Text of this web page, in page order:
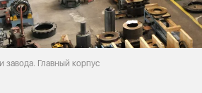
завода. Главный корпус